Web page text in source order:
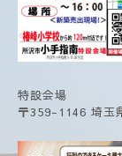
特設会場
〒359-1146 埼玉